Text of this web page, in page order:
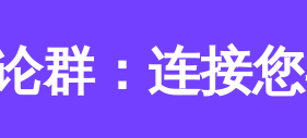
群：连接